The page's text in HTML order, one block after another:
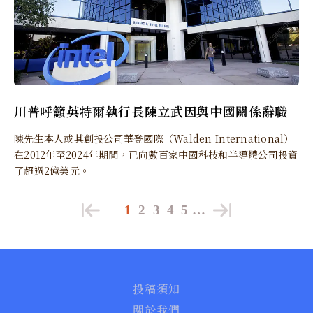
川普呼籲英特爾執行長陳立武因與中國關係辭職
陳先生本人或其創投公司華登國際（Walden International）
在2012年至2024年期間，已向數百家中國科技和半導體公司投資
了超過2億美元。
1 2 3 4 5 …
投稿須知